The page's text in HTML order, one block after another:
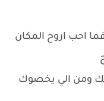
فما احب اروح المكان
ومن الي يخصوك